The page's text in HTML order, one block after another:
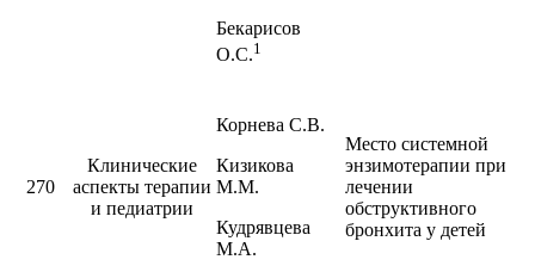
Бекарисов
О.С.1
270
Клинические
аспекты терапии
и педиатрии
Корнева С.В.
Кизикова
М.М.
Кудрявцева
М.А.
Место системной
энзимотерапии при
лечении
обструктивного
бронхита у детей